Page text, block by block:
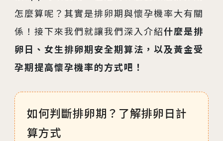
怎麼算呢？其實是排卵期與懷孕機率大有關
係！接下來我們就讓我們深入介紹什麼是排
卵日、女生排卵期安全期算法，以及黃金受
孕期提高懷孕機率的方式吧！
如何判斷排卵期？了解排卵日計
算方式